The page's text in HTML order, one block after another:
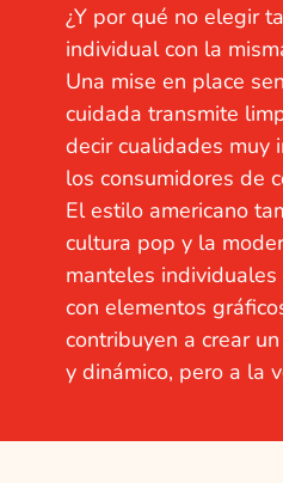
¿Y por qué no elegir
individual con la
Una mise en place
cuidada transmite
decir cualidades muy
los consumidores de
El estilo americano
cultura pop y la
manteles individuales
con elementos
contribuyen a crear
y dinámico, pero a la